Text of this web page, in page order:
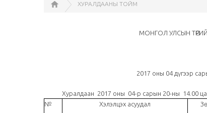
ХУРАЛДААНЫ ТОЙМ
МОНГОЛ УЛСЫН
2017 оны 04
Хуралдаан 2017 оны 04-р сарын 20-ны 14.00
№
Хэлэлцэх асуудал